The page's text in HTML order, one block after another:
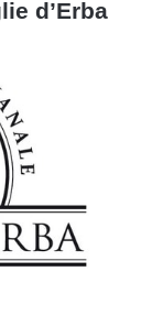
d’Erba